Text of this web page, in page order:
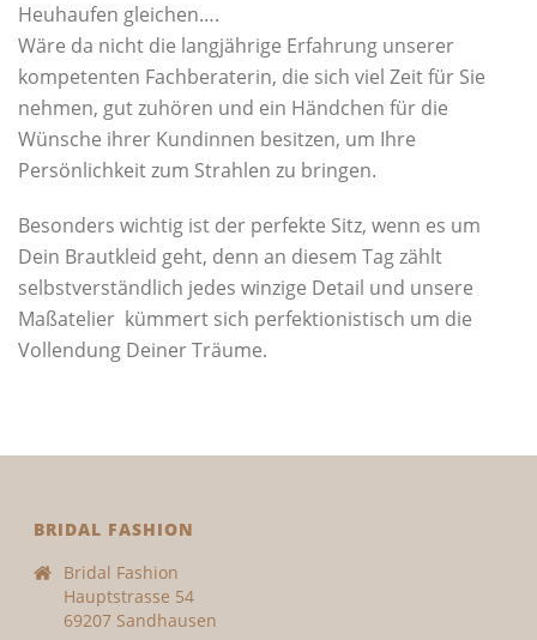
Heuhaufen gleichen….
Wäre da nicht die langjährige Erfahrung unserer
kompetenten Fachberaterin, die sich viel Zeit für Sie
nehmen, gut zuhören und ein Händchen für die
Wünsche ihrer Kundinnen besitzen, um Ihre
Persönlichkeit zum Strahlen zu bringen.
Besonders wichtig ist der perfekte Sitz, wenn es um
Dein Brautkleid geht, denn an diesem Tag zählt
selbstverständlich jedes winzige Detail und unsere
Maßatelier kümmert sich perfektionistisch um die
Vollendung Deiner Träume.
BRIDAL FASHION
Bridal Fashion
Hauptstrasse 54
69207 Sandhausen